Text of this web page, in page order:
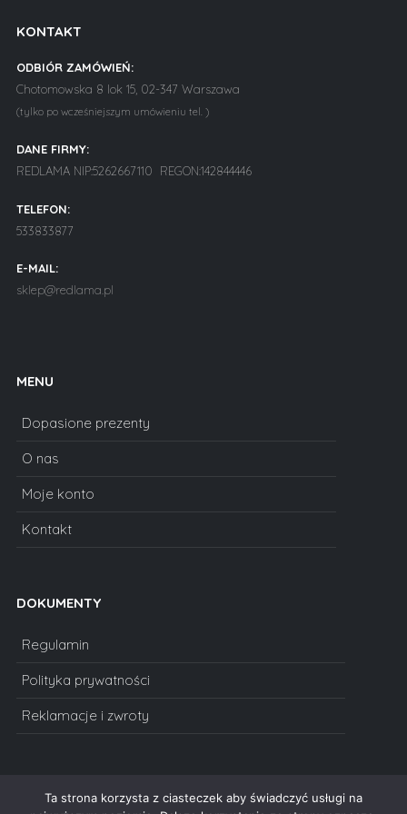
KONTAKT
ODBIÓR ZAMÓWIEŃ:
Chotomowska 8 lok 15, 02-347 Warszawa
(tylko po wcześniejszym umówieniu tel. )
DANE FIRMY:
REDLAMA NIP:5262667110 REGON:142844446
TELEFON:
533833877
E-MAIL:
sklep@redlama.pl
MENU
Dopasione prezenty
O nas
Moje konto
Kontakt
DOKUMENTY
Regulamin
Polityka prywatności
Reklamacje i zwroty
Ta strona korzysta z ciasteczek aby świadczyć usługi na